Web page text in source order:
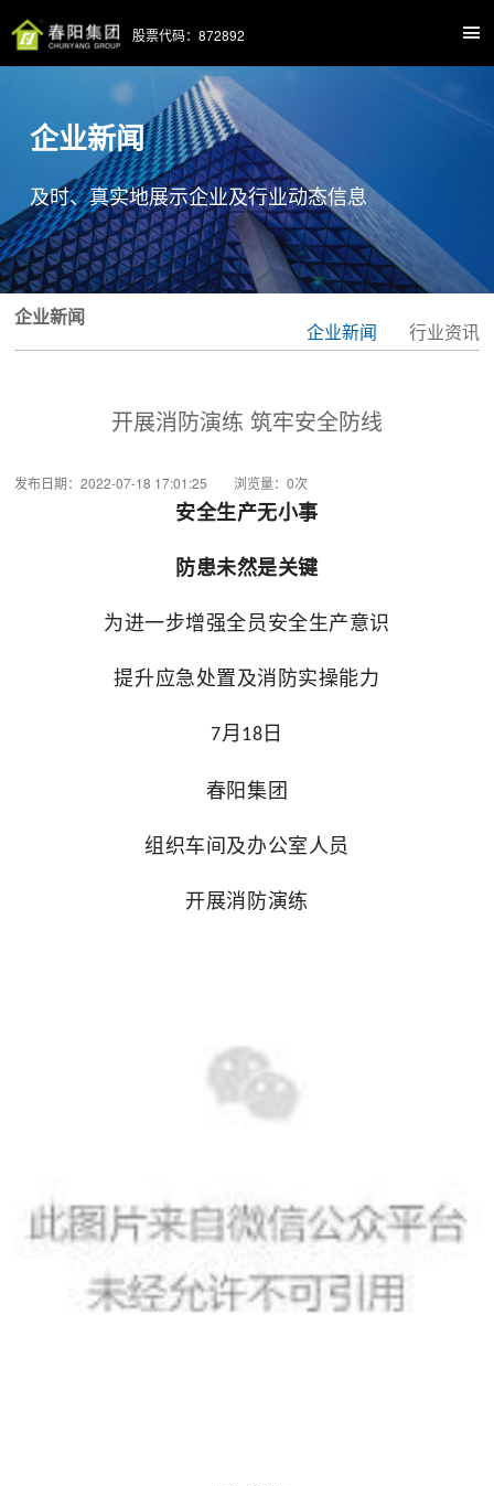
股票代码：872892
企业新闻
及时、真实地展示企业及行业动态信息
企业新闻
企业新闻 行业资讯
开展消防演练 筑牢安全防线
发布日期：2022-07-18 17:01:25 浏览量：0次
安全生产无小事
防患未然是关键
为进一步增强全员安全生产意识
提升应急处置及消防实操能力
7月 18 日
春阳集团
组织车间及办公室人员
开展消防演练